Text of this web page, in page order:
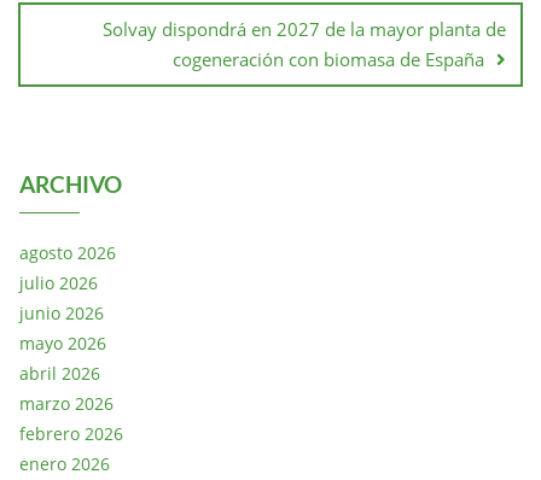
Solvay dispondrá en 2027 de la mayor planta de
cogeneración con biomasa de España
ARCHIVO
agosto 2026
julio 2026
junio 2026
mayo 2026
abril 2026
marzo 2026
febrero 2026
enero 2026